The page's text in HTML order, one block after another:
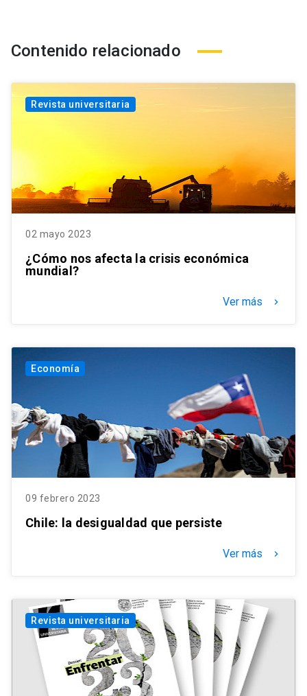
Contenido relacionado
Revista universitaria
02 mayo 2023
¿Cómo nos afecta la crisis económica
mundial?
Ver más keyboard_arrow_right
Economía
09 febrero 2023
Chile: la desigualdad que persiste
Ver más keyboard_arrow_right
Revista universitaria